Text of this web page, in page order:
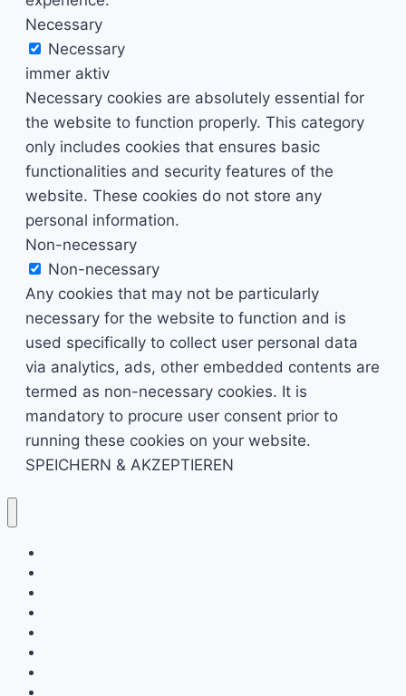
Necessary
Necessary
immer aktiv
Necessary cookies are absolutely essential for
the website to function properly. This category
only includes cookies that ensures basic
functionalities and security features of the
website. These cookies do not store any
personal information.
Non-necessary
Non-necessary
Any cookies that may not be particularly
necessary for the website to function and is
used specifically to collect user personal data
via analytics, ads, other embedded contents are
termed as non-necessary cookies. It is
mandatory to procure user consent prior to
running these cookies on your website.
SPEICHERN & AKZEPTIEREN